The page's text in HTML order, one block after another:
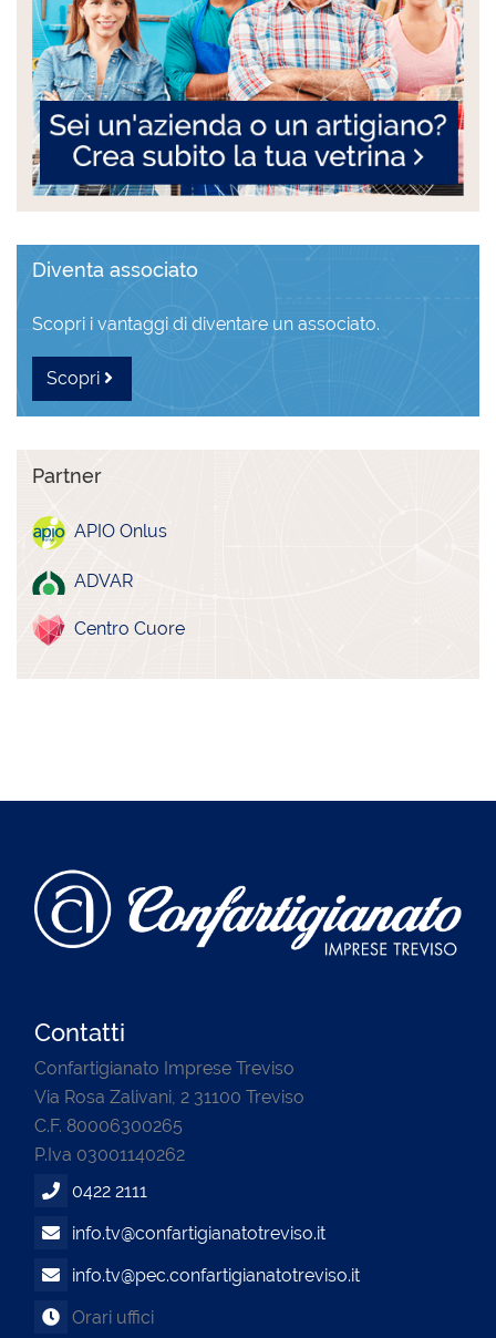
Diventa associato
Scopri i vantaggi di diventare un associato.
Scopri
Partner
APIO Onlus
ADVAR
Centro Cuore
Contatti
Confartigianato Imprese Treviso
Via Rosa Zalivani, 2 31100 Treviso
C.F. 80006300265
P.Iva 03001140262
0422 2111
info.tv@confartigianatotreviso.it
info.tv@pec.confartigianatotreviso.it
Orari uffici